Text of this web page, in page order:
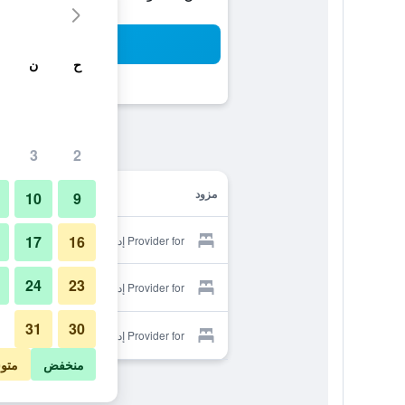
مزود
Provider for إديمي هوتل
Provider for إديمي هوتل
Provider for إديمي هوتل
ح ن
2
3
9
10
16
17
23
24
30
31
منخفض